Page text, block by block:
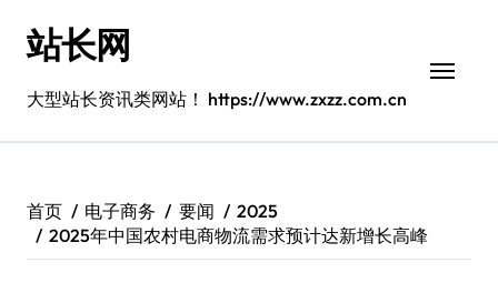
站长网
大型站长资讯类网站！ https://www.zxzz.com.cn
首页 电子商务 要闻
2025
2025年中国农村电商物流需求预计达新增长高峰